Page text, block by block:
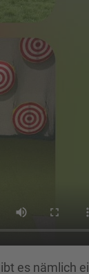
es nämlich